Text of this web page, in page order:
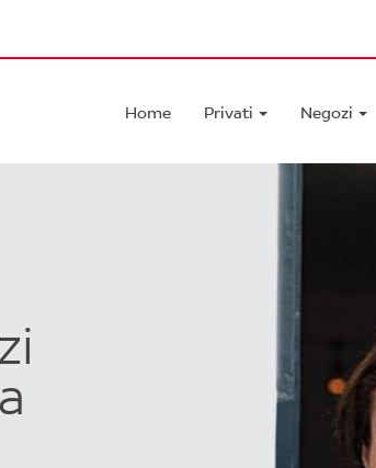
Home Privati Negozi